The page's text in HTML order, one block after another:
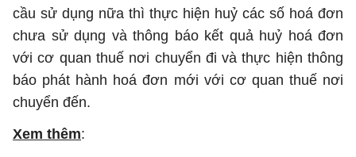
cầu sử dụng nữa thì thực hiện huỷ các số hoá đơn
chưa sử dụng và thông báo kết quả huỷ hoá đơn
với cơ quan thuế nơi chuyển đi và thực hiện thông
báo phát hành hoá đơn mới với cơ quan thuế nơi
chuyển đến.
Xem thêm: